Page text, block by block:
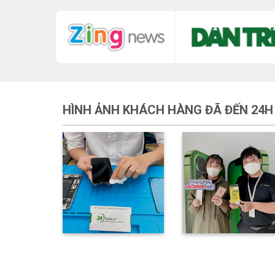
HÌNH ẢNH KHÁCH HÀNG ĐÃ ĐẾN